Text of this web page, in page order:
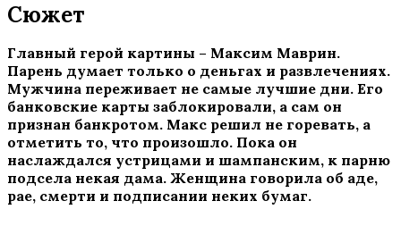
Сюжет
Главный герой картины – Максим Маврин.
Парень думает только о деньгах и развлечениях.
Мужчина переживает не самые лучшие дни. Его
банковские карты заблокировали, а сам он
признан банкротом. Макс решил не горевать, а
отметить то, что произошло. Пока он
наслаждался устрицами и шампанским, к парню
подсела некая дама. Женщина говорила об аде,
рае, смерти и подписании неких бумаг.